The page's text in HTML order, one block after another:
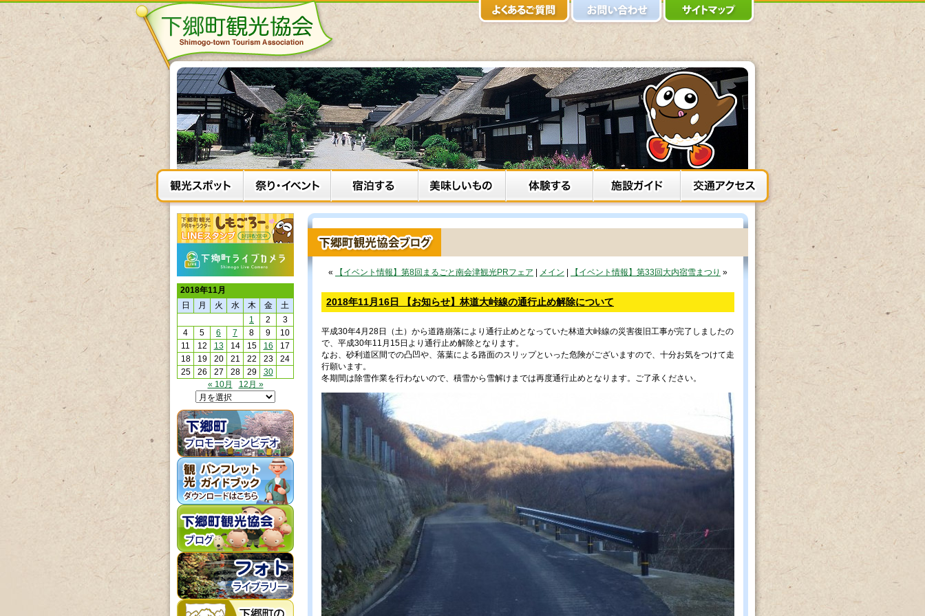
« 【イベント情報】第8回まるごと南会津観光PRフェア メイン 【イベント情報】第33回大内宿雪まつり »
2018年11月16日 【お知らせ】林道大峠線の通行止め解除について
平成30年4月28日（土）から道路崩落により通行止めとなっていた林道大峠線の災害復旧工事が完了しましたの
で、平成30年11月15日より通行止め解除となります。
なお、砂利道区間での凸凹や、落葉による路面のスリップといった危険がございますので、十分お気をつけて走
行願います。
冬期間は除雪作業を行わないので、積雪から雪解けまでは再度通行止めとなります。ご了承ください。
2018年11月
日
月 火 水 木 金
土
1
2
3
4
5 6 7 8 9
10
11
12 13 14 15 16
17
18
19 20 21 22 23
24
25
26 27 28 29
30
« 10月
12月 »